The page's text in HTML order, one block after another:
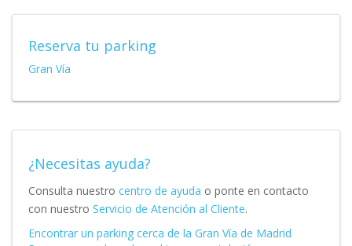
Reserva tu parking
Gran Vía
¿Necesitas ayuda?
Consulta nuestro centro de ayuda o ponte en contacto
con nuestro Servicio de Atención al Cliente.
Encontrar un parking cerca de la Gran Vía de Madrid